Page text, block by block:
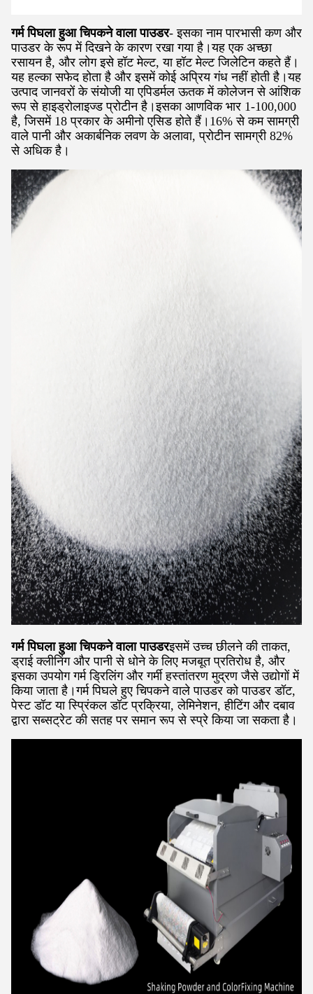
गर्म पिघला हुआ चिपकने वाला पाउडर- इसका नाम पारभासी कण और
पाउडर के रूप में दिखने के कारण रखा गया है।यह एक अच्छा
रसायन है, और लोग इसे हॉट मेल्ट, या हॉट मेल्ट जिलेटिन कहते हैं।
यह हल्का सफेद होता है और इसमें कोई अप्रिय गंध नहीं होती है।यह
उत्पाद जानवरों के संयोजी या एपिडर्मल ऊतक में कोलेजन से आंशिक
रूप से हाइड्रोलाइज्ड प्रोटीन है।इसका आणविक भार 1-100,000
है, जिसमें 18 प्रकार के अमीनो एसिड होते हैं।16% से कम सामग्री
वाले पानी और अकार्बनिक लवण के अलावा, प्रोटीन सामग्री 82%
से अधिक है।
गर्म पिघला हुआ चिपकने वाला पाउडरइसमें उच्च छीलने की ताकत,
ड्राई क्लीनिंग और पानी से धोने के लिए मजबूत प्रतिरोध है, और
इसका उपयोग गर्म ड्रिलिंग और गर्मी हस्तांतरण मुद्रण जैसे उद्योगों में
किया जाता है।गर्म पिघले हुए चिपकने वाले पाउडर को पाउडर डॉट,
पेस्ट डॉट या स्प्रिंकल डॉट प्रक्रिया, लेमिनेशन, हीटिंग और दबाव
द्वारा सब्सट्रेट की सतह पर समान रूप से स्प्रे किया जा सकता है।